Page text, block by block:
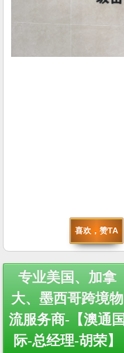
喜欢，赞TA
Post
navigation
专业美国、加拿
大、墨西哥跨境物
流服务商-【澳通国
际-总经理-胡荣】